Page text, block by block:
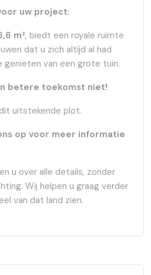
uw project:
m², biedt een royale ruimte
dat u zich altijd al had
van een grote tuin.
betere toekomst niet!
uitstekende plot.
op voor meer informatie
u over alle details, zonder
Wij helpen u graag verder
van dat land zien.